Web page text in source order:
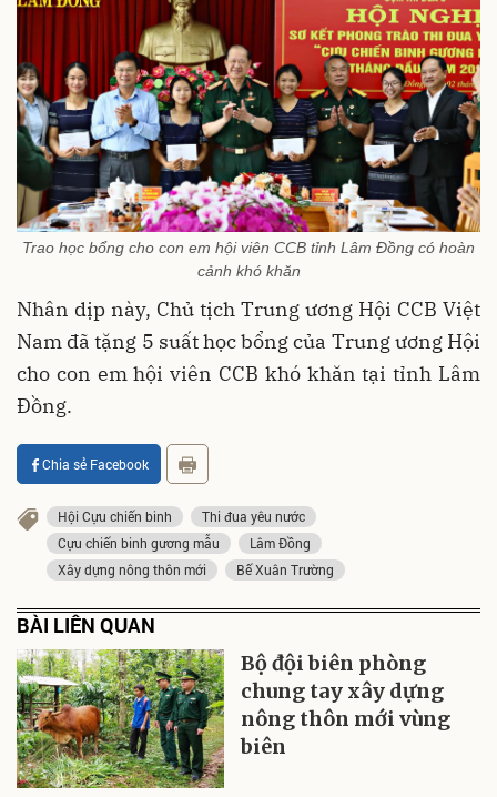
Trao học bổng cho con em hội viên CCB tỉnh Lâm Đồng có hoàn
cảnh khó khăn
Nhân dịp này, Chủ tịch Trung ương Hội CCB Việt
Nam đã tặng 5 suất học bổng của Trung ương Hội
cho con em hội viên CCB khó khăn tại tỉnh Lâm
Đồng.
Chia sẻ Facebook
Hội Cựu chiến binh
Thi đua yêu nước
Cựu chiến binh gương mẫu
Lâm Đồng
Xây dựng nông thôn mới
Bế Xuân Trường
BÀI LIÊN QUAN
Bộ đội biên phòng
chung tay xây dựng
nông thôn mới vùng
biên